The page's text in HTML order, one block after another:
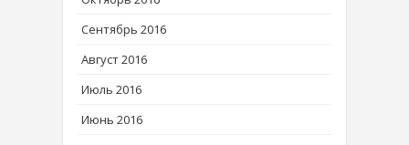
Сентябрь 2016
Август 2016
Июль 2016
Июнь 2016